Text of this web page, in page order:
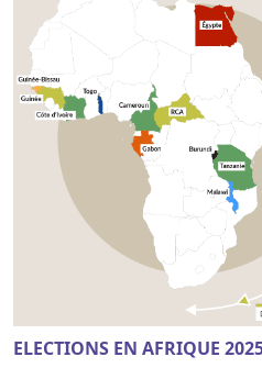
ELECTIONS EN AFRIQUE